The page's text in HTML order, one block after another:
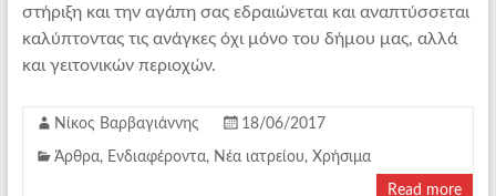
στήριξη και την αγάπη σας εδραιώνεται και αναπτύσσεται
καλύπτοντας τις ανάγκες όχι μόνο του δήμου μας, αλλά
και γειτονικών περιοχών.
Νίκος Βαρβαγιάννης 18/06/2017
Άρθρα, Ενδιαφέροντα, Νέα ιατρείου, Χρήσιμα
Read more